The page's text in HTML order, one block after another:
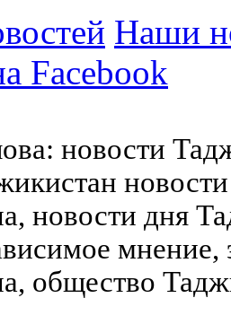
Наши
Facebook
новости
новости дня
общество